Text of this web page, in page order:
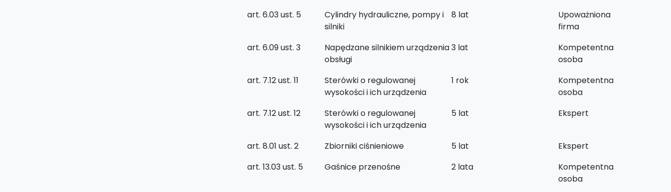
art. 6.03 ust. 5
Cylindry hydrauliczne, pompy i
silniki
8 lat
Upoważniona
firma
art. 6.09 ust. 3
Napędzane silnikiem urządzenia
obsługi
3 lat
Kompetentna
osoba
art. 7.12 ust. 11
Sterówki o regulowanej
wysokości i ich urządzenia
1 rok
Kompetentna
osoba
art. 7.12 ust. 12
Sterówki o regulowanej
wysokości i ich urządzenia
5 lat Ekspert
art. 8.01 ust. 2 Zbiorniki ciśnieniowe 5 lat
Ekspert
art. 13.03 ust. 5
Gaśnice przenośne 2 lata
Kompetentna
osoba